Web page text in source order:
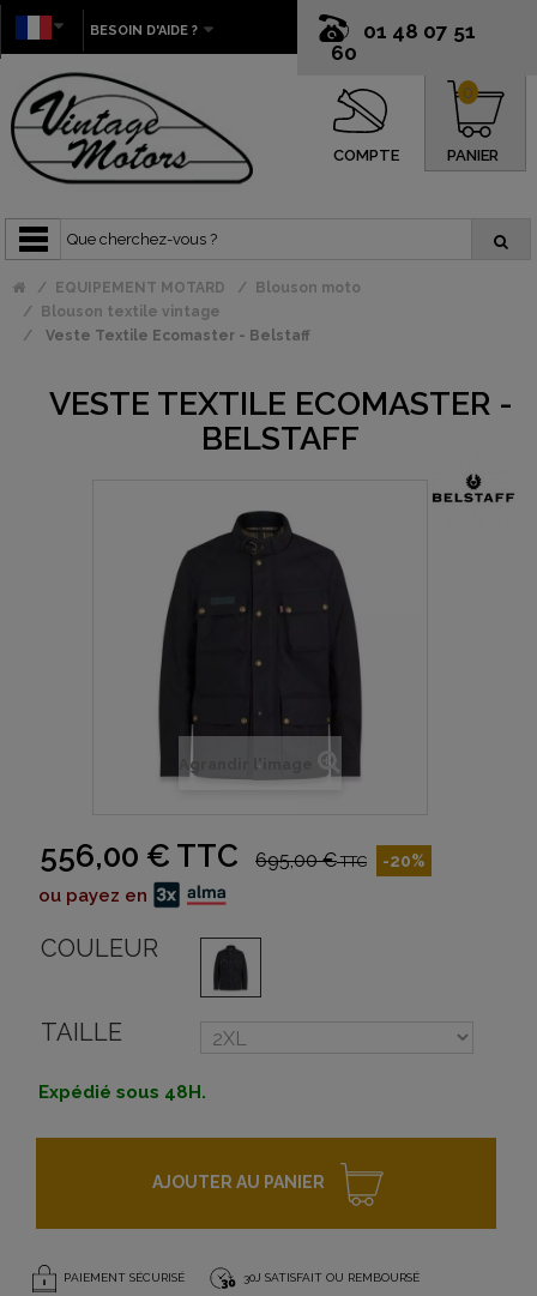
01 48 07 51
60
BESOIN D'AIDE ?
COMPTE PANIER
0
EQUIPEMENT MOTARD
Blouson moto
Blouson textile vintage
Veste Textile Ecomaster - Belstaff
VESTE TEXTILE ECOMASTER -
BELSTAFF
Agrandir l'image
556,00 € TTC 695,00 €TTC -20%
ou payez en
COULEUR
TAILLE
Expédié sous 48H.
AJOUTER AU PANIER
PAIEMENT SÉCURISÉ 30J SATISFAIT OU REMBOURSÉ